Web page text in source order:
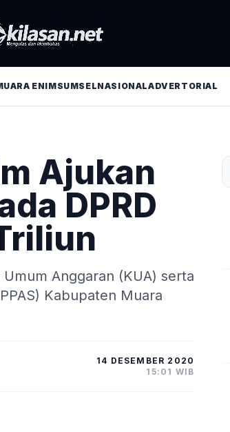
ENIMSUMSELNASIONALADVERTORIAL
Ajukan
DPRD
Anggaran (KUA) serta
Kabupaten Muara
14 DESEMBER 2020
15:01 WIB